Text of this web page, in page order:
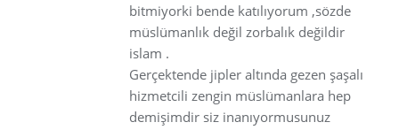
bitmiyorki bende katılıyorum ,sözde
müslümanlık değil zorbalık değildir
islam .
Gerçektende jipler altında gezen şaşalı
hizmetcili zengin müslümanlara hep
demişimdir siz inanıyormusunuz